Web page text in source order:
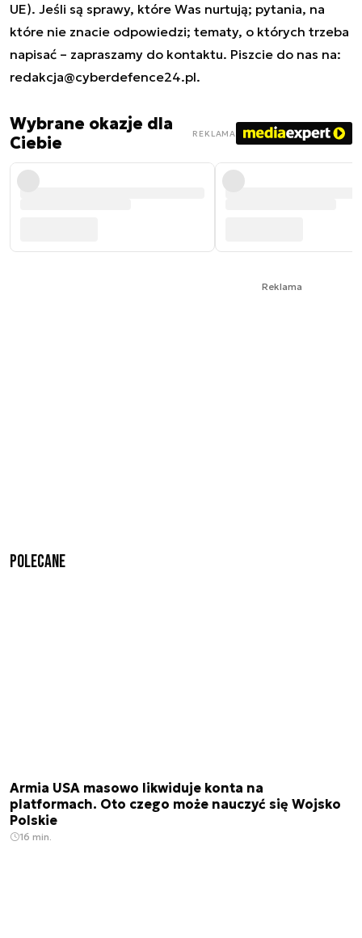
UE). Jeśli są sprawy, które Was nurtują; pytania, na
które nie znacie odpowiedzi; tematy, o których trzeba
napisać – zapraszamy do kontaktu. Piszcie do nas na:
redakcja@cyberdefence24.pl.
Wybrane okazje dla
Ciebie
REKLAMA
Reklama
Polecane
Armia USA masowo likwiduje konta na
platformach. Oto czego może nauczyć się Wojsko
Polskie
16 min.